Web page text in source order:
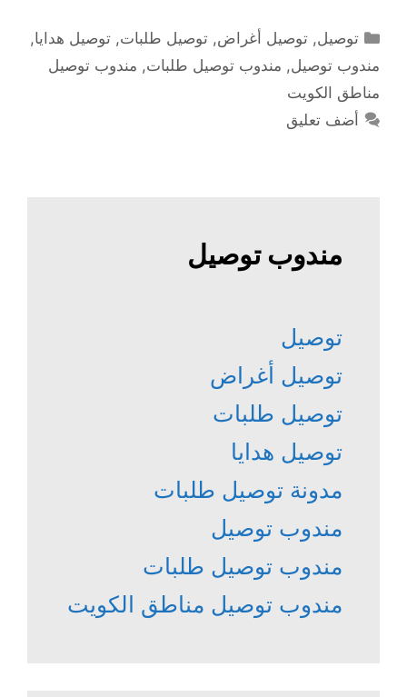
التصنيفات
توصيل,توصيل أغراض,توصيل طلبات,توصيل هدايا,
مندوب توصيل, مندوب توصيل طلبات, مندوب توصيل
مناطق الكويت
أضف تعليق
مندوب توصيل
توصيل
توصيل أغراض
توصيل طلبات
توصيل هدايا
مدونة توصيل طلبات
مندوب توصيل
مندوب توصيل طلبات
مندوب توصيل مناطق الكويت